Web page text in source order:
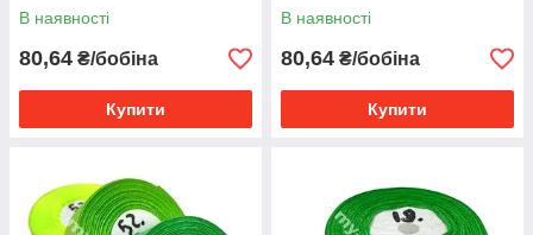
В наявності
80,64 ₴/бобіна
Купити
В наявності
80,64 ₴/бобіна
Купити